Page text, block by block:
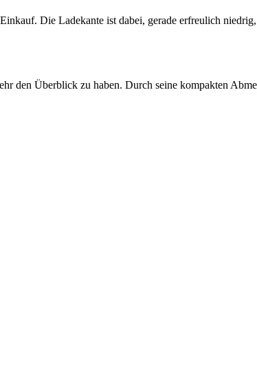
Die Ladekante ist dabei, gerade erfreulich
den Überblick zu haben. Durch seine kompakten